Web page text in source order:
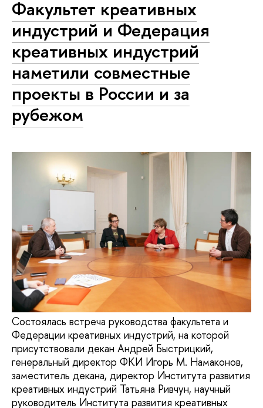
Факультет креативных
индустрий и Федерация
креативных индустрий
наметили совместные
проекты в России и за
рубежом
Состоялась встреча руководства факультета и
Федерации креативных индустрий, на которой
присутствовали декан Андрей Быстрицкий,
генеральный директор ФКИ Игорь М. Намаконов,
заместитель декана, директор Института развития
креативных индустрий Татьяна Ривчун, научный
руководитель Института развития креативных